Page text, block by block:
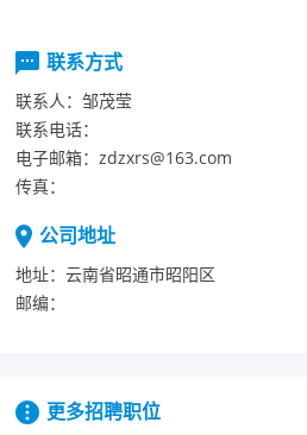
联系方式
联系人： 邹茂莹
联系电话：
电子邮箱： zdzxrs@163.com
传真：
公司地址
地址： 云南省昭通市昭阳区
邮编：
更多招聘职位